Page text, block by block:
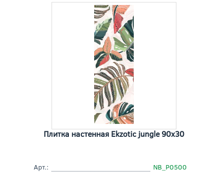
Плитка настенная Ekzotic jungle 90x30
Арт.:
NB_P0500